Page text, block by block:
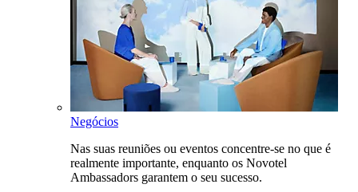
Negócios
Nas suas reuniões ou eventos concentre-se no que é
realmente importante, enquanto os Novotel
Ambassadors garantem o seu sucesso.